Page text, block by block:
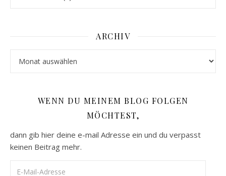
ARCHIV
WENN DU MEINEM BLOG FOLGEN
MÖCHTEST,
dann gib hier deine e-mail Adresse ein und du verpasst
keinen Beitrag mehr.